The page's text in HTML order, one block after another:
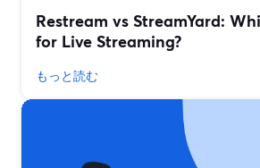
Restream vs StreamYard:
for Live Streaming?
もっと読む